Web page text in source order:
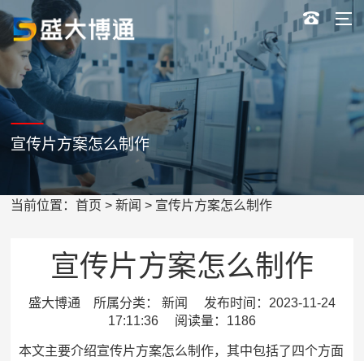
宣传片方案怎么制作
当前位置：首页 >新闻 > 宣传片方案怎么制作
宣传片方案怎么制作
盛大博通 所属分类： 新闻 发布时间：2023-11-24
17:11:36 阅读量：1186
本文主要介绍宣传片方案怎么制作，其中包括了四个方面